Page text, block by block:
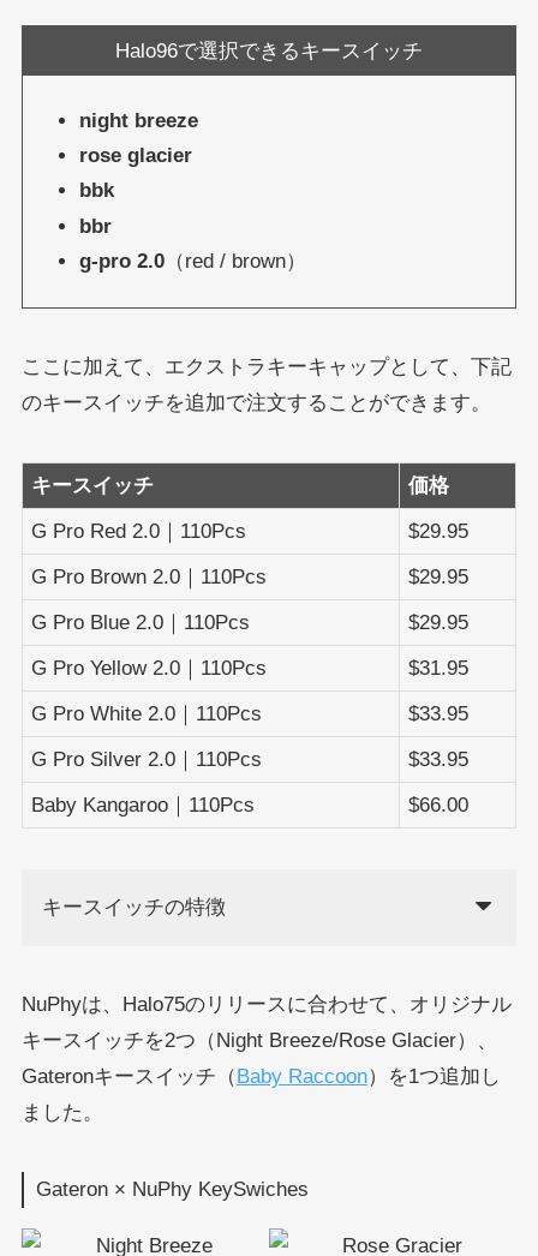
Halo96で選択できるキースイッチ
night breeze
rose glacier
bbk
bbr
g-pro 2.0（red / brown）
ここに加えて、エクストラキーキャップとして、下記
のキースイッチを追加で注文することができます。
キースイッチ
価格
G Pro Red 2.0｜110Pcs
$29.95
G Pro Brown 2.0｜110Pcs
$29.95
G Pro Blue 2.0｜110Pcs
$29.95
G Pro Yellow 2.0｜110Pcs
$31.95
G Pro White 2.0｜110Pcs
$33.95
G Pro Silver 2.0｜110Pcs
$33.95
Baby Kangaroo｜110Pcs
$66.00
キースイッチの特徴
NuPhyは、Halo75のリリースに合わせて、オリジナル
キースイッチを2つ（Night Breeze/Rose Glacier）、
Gateronキースイッチ（Baby Raccoon）を1つ追加し
ました。
Gateron × NuPhy KeySwiches